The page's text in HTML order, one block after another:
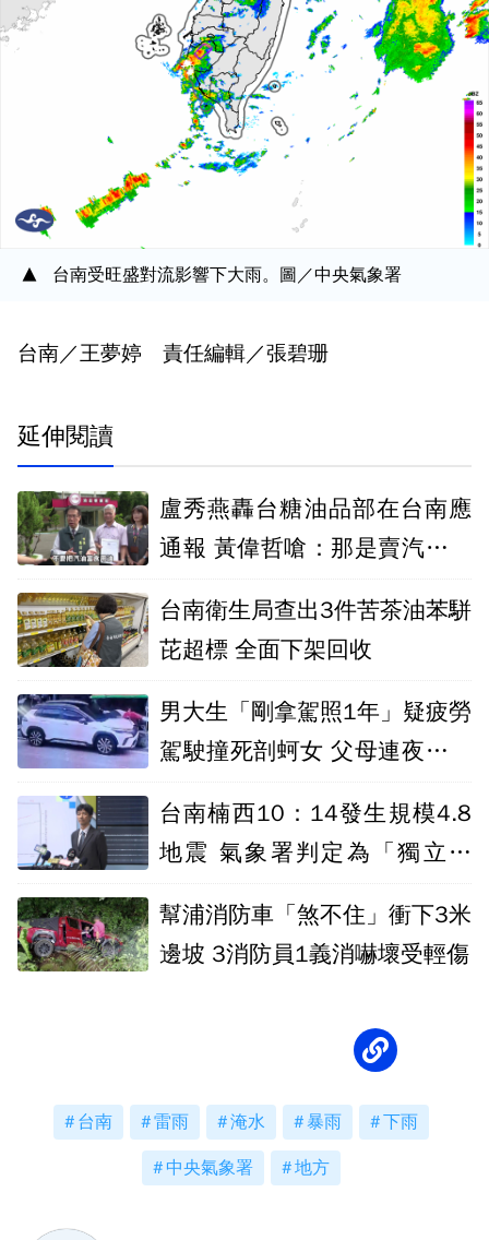
台南受旺盛對流影響下大雨。圖／中央氣象署
台南／王夢婷 責任編輯／張碧珊
延伸閱讀
盧秀燕轟台糖油品部在台南應
通報 黃偉哲嗆：那是賣汽油而
台南衛生局查出3件苦茶油苯駢
芘超標 全面下架回收
男大生「剛拿駕照1年」疑疲勞
駕駛撞死剖蚵女 父母連夜南下
台南楠西10：14發生規模4.8
地震 氣象署判定為「獨立事
幫浦消防車「煞不住」衝下3米
邊坡 3消防員1義消嚇壞受輕傷
台南 雷雨 淹水 暴雨 下雨
中央氣象署 地方